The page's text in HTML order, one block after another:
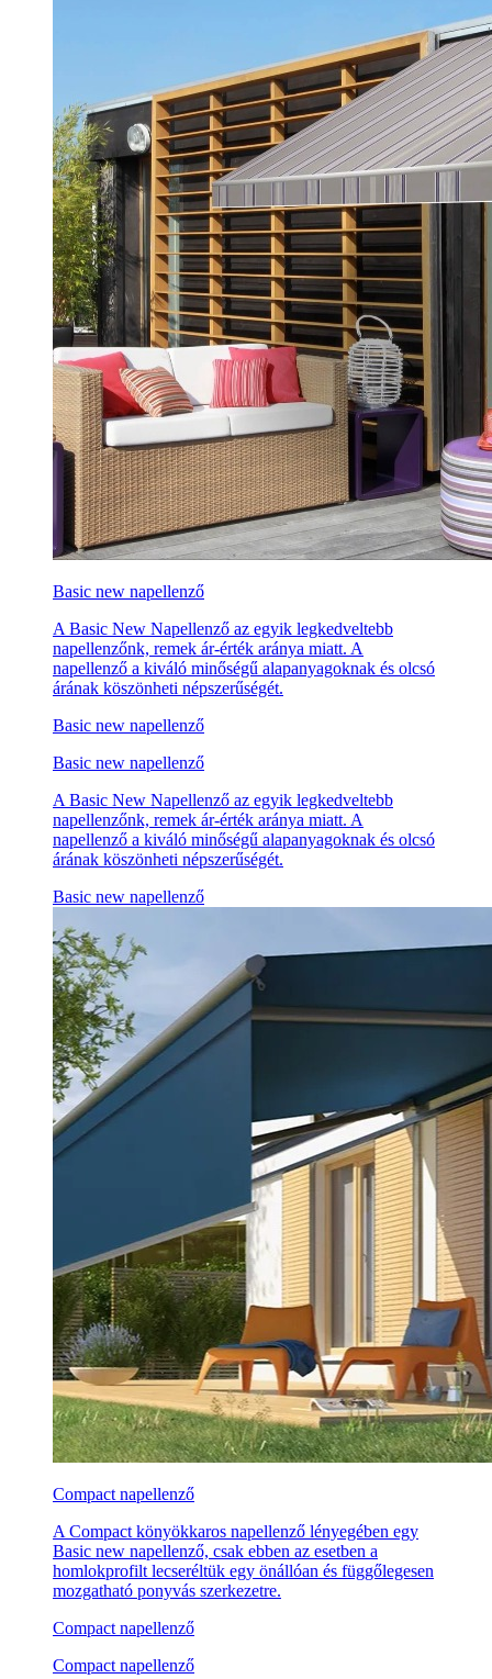
Basic new napellenző
A Basic New Napellenző az egyik legkedveltebb
napellenzőnk, remek ár-érték aránya miatt. A
napellenző a kiváló minőségű alapanyagoknak és olcsó
árának köszönheti népszerűségét.
Basic new napellenző
Basic new napellenző
A Basic New Napellenző az egyik legkedveltebb
napellenzőnk, remek ár-érték aránya miatt. A
napellenző a kiváló minőségű alapanyagoknak és olcsó
árának köszönheti népszerűségét.
Basic new napellenző
Compact napellenző
A Compact könyökkaros napellenző lényegében egy
Basic new napellenző, csak ebben az esetben a
homlokprofilt lecseréltük egy önállóan és függőlegesen
mozgatható ponyvás szerkezetre.
Compact napellenző
Compact napellenző